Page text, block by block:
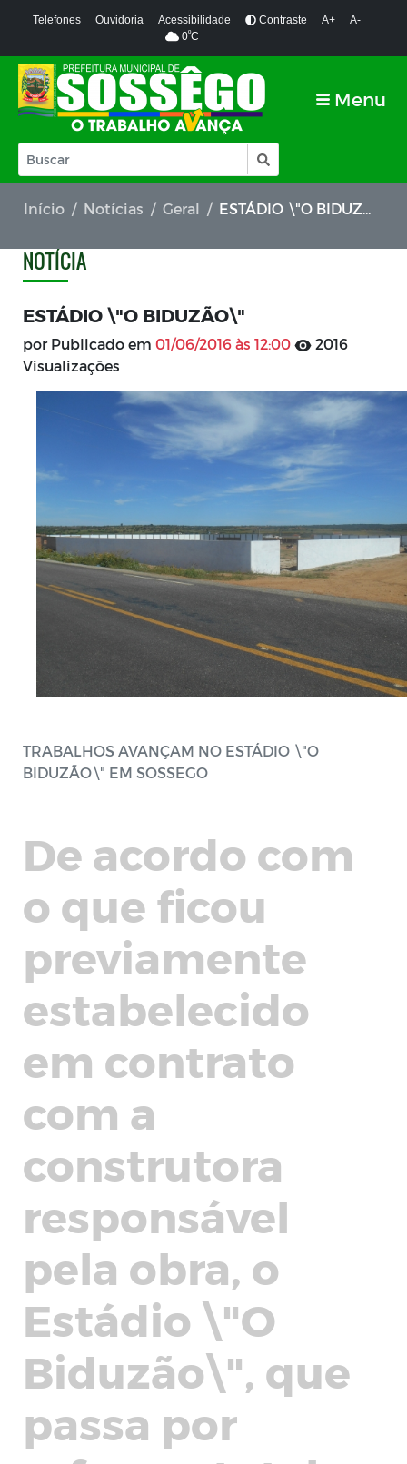
Telefones Ouvidoria Acessibilidade Contraste A+
A-
0ºC
Menu
Início Notícias Geral ESTÁDIO \"O BIDUZÃO\"
NOTÍCIA
ESTÁDIO \"O BIDUZÃO\"
por Publicado em 01/06/2016 às 12:00
2016
Visualizações
TRABALHOS AVANÇAM NO ESTÁDIO \"O
BIDUZÃO\" EM SOSSEGO
De acordo com
o que ficou
previamente
estabelecido
em contrato
com a
construtora
responsável
pela obra, o
Estádio \"O
Biduzão\", que
passa por